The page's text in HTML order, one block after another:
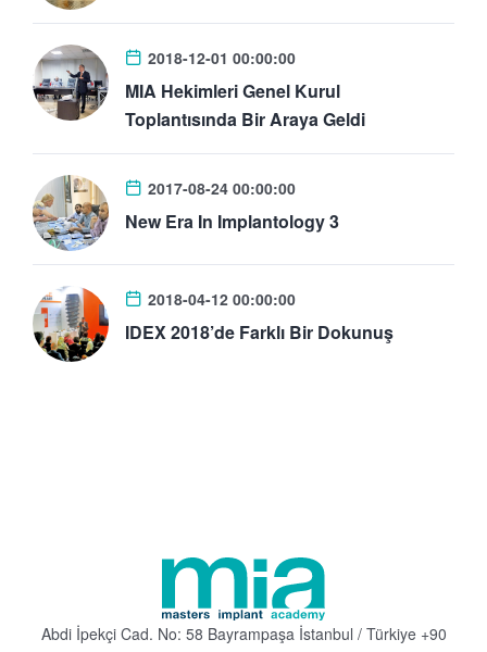
2018-12-01 00:00:00
MIA Hekimleri Genel Kurul
Toplantısında Bir Araya Geldi
2017-08-24 00:00:00
New Era In Implantology 3
2018-04-12 00:00:00
IDEX 2018’de Farklı Bir Dokunuş
Abdi İpekçi Cad. No: 58 Bayrampaşa İstanbul / Türkiye +90